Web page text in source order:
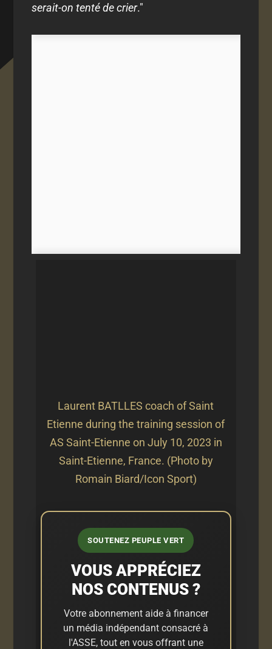
serait-on tenté de crier."
Laurent BATLLES coach of Saint
Etienne during the training session of
AS Saint-Etienne on July 10, 2023 in
Saint-Etienne, France. (Photo by
Romain Biard/Icon Sport)
SOUTENEZ PEUPLE VERT
VOUS APPRÉCIEZ
NOS CONTENUS ?
Votre abonnement aide à financer
un média indépendant consacré à
l'ASSE, tout en vous offrant une